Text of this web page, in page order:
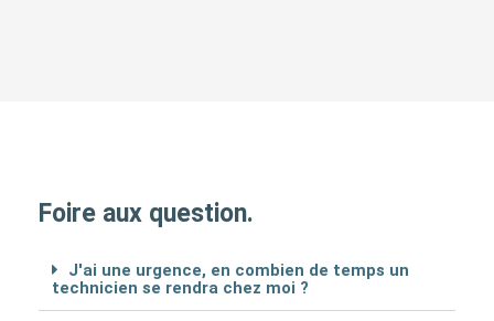
Foire aux question.
J'ai une urgence, en combien de temps un
technicien se rendra chez moi ?